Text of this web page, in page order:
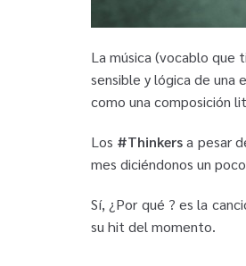
La música(vocablo que
sensible y lógica de una
como una composición
Los #Thinkersa pesar
mes diciéndonos un
Sí, ¿Por qué ? es la
su hit del momento.